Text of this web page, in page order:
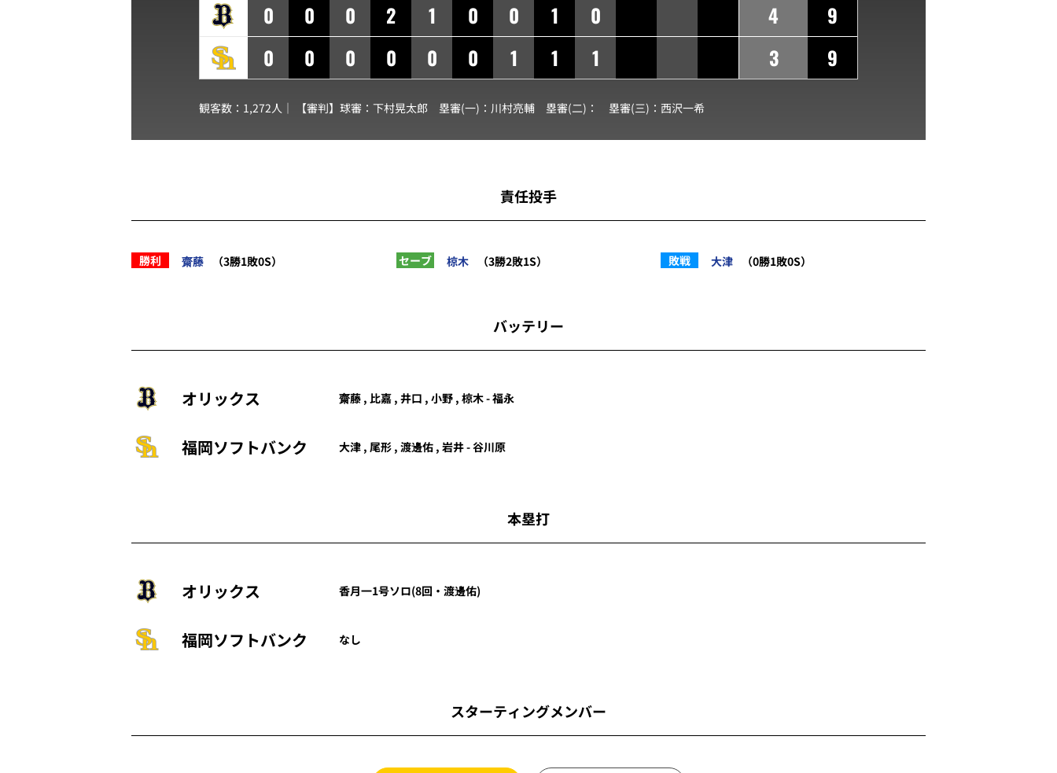
0 0 0 2 1 0 0 1
0
0
0 0 0 0 0 1 1 1
4
9
3
9
観客数：1,272人｜ 【審判】球審： 下村晃太郎 塁審(一)： 川村亮輔 塁審(二)： 塁審(三)： 西沢一希
責任投手
勝利 齋藤 （3勝1敗0S） セーブ 椋木 （3勝2敗1S） 敗戦 大津 （0勝1敗0S）
バッテリー
オリックス 齋藤 , 比嘉 , 井口 , 小野 , 椋木-福永
福岡ソフトバンク 大津 , 尾形 , 渡邊佑 , 岩井-谷川原
本塁打
オリックス 香月一1号ソロ(8回・ 渡邊佑)
福岡ソフトバンク なし
スターティングメンバー